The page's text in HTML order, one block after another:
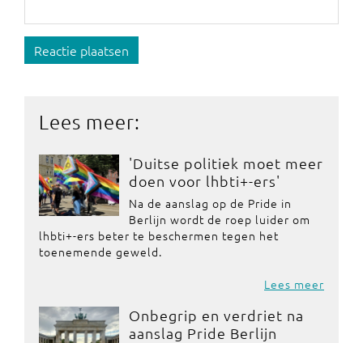
Reactie plaatsen
Lees meer:
'Duitse politiek moet meer
doen voor lhbti+-ers'
Na de aanslag op de Pride in
Berlijn wordt de roep luider om
lhbti+-ers beter te beschermen tegen het
toenemende geweld.
Lees meer
Onbegrip en verdriet na
aanslag Pride Berlijn